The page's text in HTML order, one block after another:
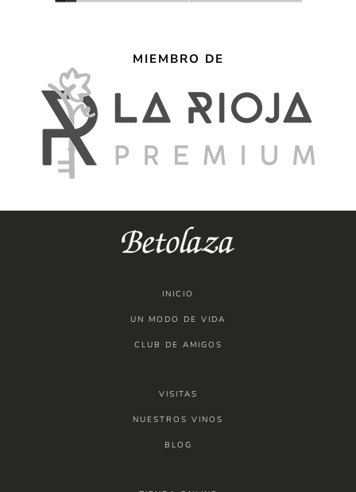
MIEMBRO DE
INICIO
UN MODO DE VIDA
CLUB DE AMIGOS
VISITAS
NUESTROS VINOS
BLOG